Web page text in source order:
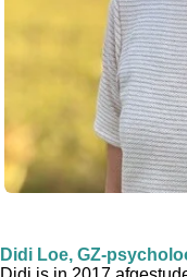
Didi Loe, GZ-